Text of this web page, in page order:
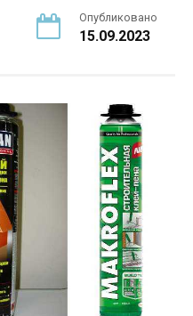
Опубликовано
15.09.2023